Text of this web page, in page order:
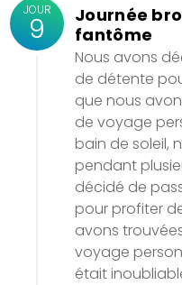
JOUR
9
Journée
fantôme
Nous avons
de détente
que nous
de voyage
bain de soleil,
pendant
décidé de
pour profiter
avons
voyage
était